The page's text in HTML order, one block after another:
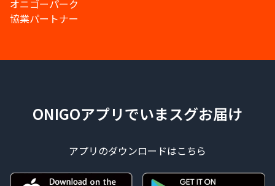
オニゴーパーク
協業パートナー
ONIGOアプリでいまスグお届け
アプリのダウンロードはこちら